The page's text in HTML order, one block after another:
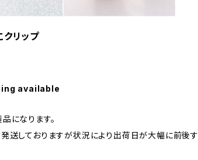
クリップ
available
になります。
送しておりますが状況により出荷日が大幅に前後